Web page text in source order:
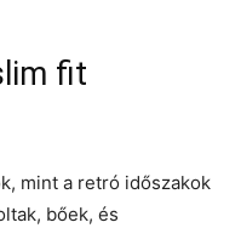
fit
mint a retró időszakok
bőek, és